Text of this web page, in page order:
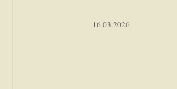
16.03.2026